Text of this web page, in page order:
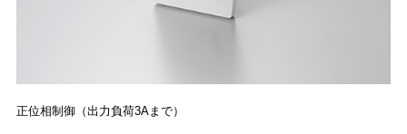
正位相制御（出力負荷3Aまで）